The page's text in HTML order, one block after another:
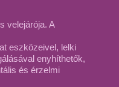
velejárója. A
eszközeivel, lelki
enyhíthetők,
és érzelmi